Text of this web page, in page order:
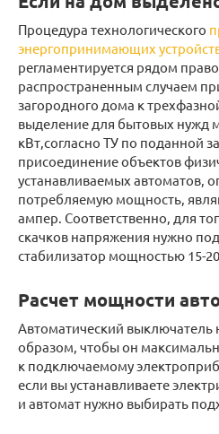
Процедура технологического
энергопринимающих
регламентируется рядом
распространенным случаем
загородного дома к
выделение для бытовых нужд
кВт,согласно ТУ по поданной
присоединение объектов
устанавливаемых автоматов,
потребляемую мощность,
ампер. Соответственно, для
скачков напряжения нужно
стабилизатор мощностью 15-
Расчет мощности
Автоматический выключатель
образом, чтобы он
к подключаемому
если вы устанавливаете
и автомат нужно выбирать